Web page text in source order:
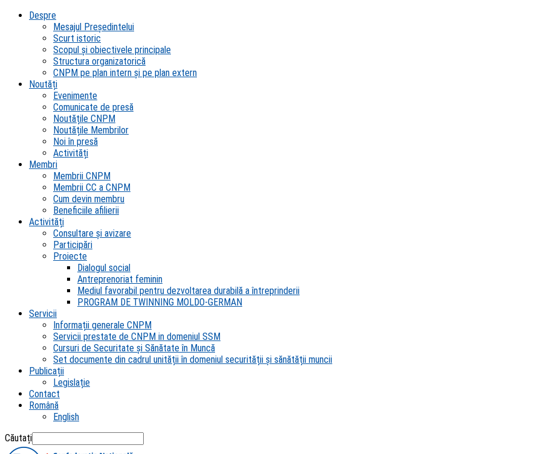
Despre
Mesajul Președintelui
Scurt istoric
Scopul şi obiectivele principale
Structura organizatorică
CNPM pe plan intern şi pe plan extern
Noutăți
Evenimente
Comunicate de presă
Noutățile CNPM
Noutățile Membrilor
Noi în presă
Activități
Membri
Membrii CNPM
Membrii CC a CNPM
Cum devin membru
Beneficiile afilierii
Activități
Consultare și avizare
Participări
Proiecte
Dialogul social
Antreprenoriat feminin
Mediul favorabil pentru dezvoltarea durabilă a întreprinderii
PROGRAM DE TWINNING MOLDO-GERMAN
Servicii
Informații generale CNPM
Servicii prestate de CNPM in domeniul SSM
Cursuri de Securitate și Sănătate în Muncă
Set documente din cadrul unității în domeniul securității și sănătății muncii
Publicații
Legislație
Contact
Română
English
Căutați